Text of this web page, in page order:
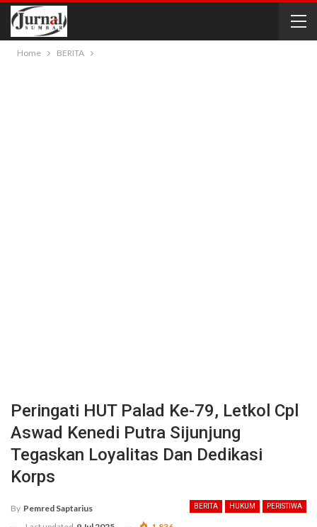
Home BERITA
Peringati HUT Palad Ke-79, Letkol Cpl
Aswad Kenedi Putra Sijunjung
Tegaskan Loyalitas Dan Dedikasi
Korps
BERITA HUKUM PERISTIWA
By Pemred Saptarius